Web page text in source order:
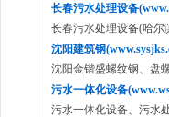
长春污水处理设备
长春污水处理设备(哈尔
沈阳建筑钢
沈阳金锴盛螺纹钢、盘
污水一体化设备
污水一体化设备、污水